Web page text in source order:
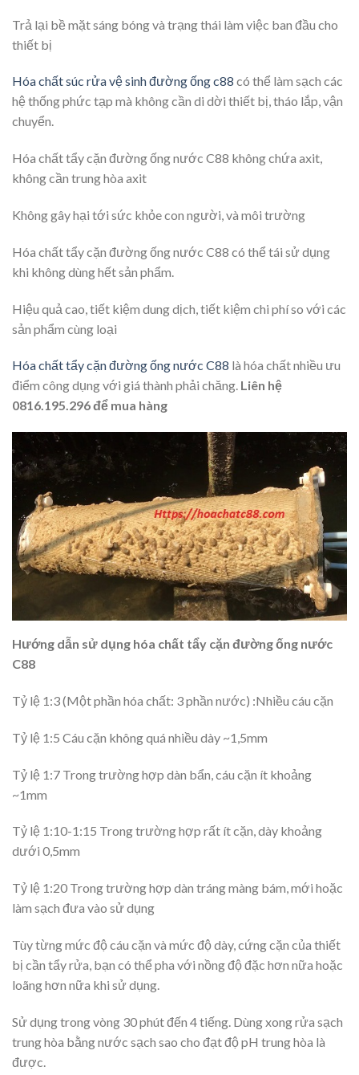
Trả lại bề mặt sáng bóng và trạng thái làm việc ban đầu cho
thiết bị
Hóa chất súc rửa vệ sinh đường ống c88 có thể làm sạch các
hệ thống phức tạp mà không cần di dời thiết bị, tháo lắp, vận
chuyển.
Hóa chất tẩy cặn đường ống nước C88 không chứa axit,
không cần trung hòa axit
Không gây hại tới sức khỏe con người, và môi trường
Hóa chất tẩy cặn đường ống nước C88 có thể tái sử dụng
khi không dùng hết sản phẩm.
Hiệu quả cao, tiết kiệm dung dịch, tiết kiệm chi phí so với các
sản phẩm cùng loại
Hóa chất tẩy cặn đường ống nước C88 là hóa chất nhiều ưu
điểm công dụng với giá thành phải chăng. Liên hệ
0816.195.296 để mua hàng
Hướng dẫn sử dụng hóa chất tẩy cặn đường ống nước
C88
Tỷ lệ 1:3 (Một phần hóa chất: 3 phần nước) :Nhiều cáu cặn
Tỷ lệ 1:5 Cáu cặn không quá nhiều dày ~1,5mm
Tỷ lệ 1:7 Trong trường hợp dàn bẩn, cáu cặn ít khoảng
~1mm
Tỷ lệ 1:10-1:15 Trong trường hợp rất ít cặn, dày khoảng
dưới 0,5mm
Tỷ lệ 1:20 Trong trường hợp dàn tráng màng bám, mới hoặc
làm sạch đưa vào sử dụng
Tùy từng mức độ cáu cặn và mức độ dày, cứng cặn của thiết
bị cần tẩy rửa, bạn có thể pha với nồng độ đặc hơn nữa hoặc
loãng hơn nữa khi sử dụng.
Sử dụng trong vòng 30 phút đến 4 tiếng. Dùng xong rửa sạch
trung hòa bằng nước sạch sao cho đạt độ pH trung hòa là
được.